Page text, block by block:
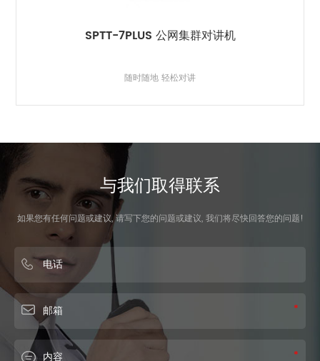
SPTT-7PLUS 公网集群对讲机
随时随地 轻松对讲
与我们取得联系
如果您有任何问题或建议, 请写下您的问题或建议, 我们将尽快回答您的问题!